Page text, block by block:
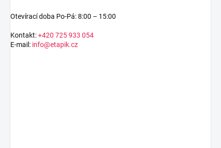
Otevírací doba Po-Pá: 8:00 – 15:00
Kontakt:+420 725 933 054
E-mail: info@etapik.cz